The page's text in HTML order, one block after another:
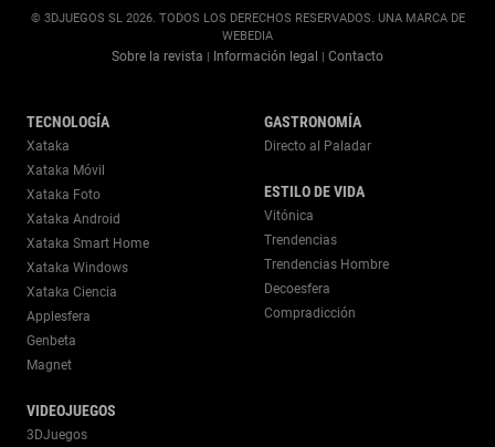
© 3DJUEGOS SL 2026. TODOS LOS DERECHOS RESERVADOS. UNA MARCA DE
WEBEDIA
Sobre la revista | Información legal | Contacto
TECNOLOGÍA
Xataka
Xataka Móvil
Xataka Foto
Xataka Android
Xataka Smart Home
Xataka Windows
Xataka Ciencia
Applesfera
Genbeta
Magnet
VIDEOJUEGOS
3DJuegos
GASTRONOMÍA
Directo al Paladar
ESTILO DE VIDA
Vitónica
Trendencias
Trendencias Hombre
Decoesfera
Compradicción